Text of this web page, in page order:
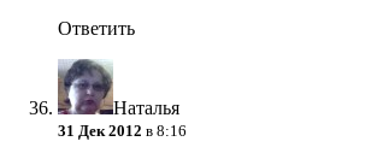
Ответить
Наталья
31 Дек 2012 в 8:16